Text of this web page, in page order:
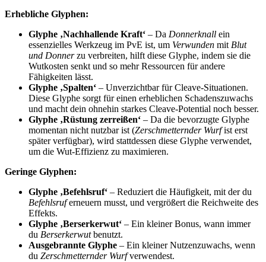
Erhebliche Glyphen:
Glyphe ‚Nachhallende Kraft‘ – Da Donnerknall ein
essenzielles Werkzeug im PvE ist, um Verwunden mit Blut
und Donnerzu verbreiten, hilft diese Glyphe, indem sie die
Wutkosten senkt und so mehr Ressourcen für andere
Fähigkeiten lässt.
Glyphe ‚Spalten‘ – Unverzichtbar für Cleave-Situationen.
Diese Glyphe sorgt für einen erheblichen Schadenszuwachs
und macht dein ohnehin starkes Cleave-Potential noch besser.
Glyphe ‚Rüstung zerreißen‘ – Da die bevorzugte Glyphe
momentan nicht nutzbar ist (Zerschmetternder Wurfist erst
später verfügbar), wird stattdessen diese Glyphe verwendet,
um die Wut-Effizienz zu maximieren.
Geringe Glyphen:
Glyphe ‚Befehlsruf‘ – Reduziert die Häufigkeit, mit der du
Befehlsruferneuern musst, und vergrößert die Reichweite des
Effekts.
Glyphe ‚Berserkerwut‘ – Ein kleiner Bonus, wann immer
du Berserkerwutbenutzt.
Ausgebrannte Glyphe – Ein kleiner Nutzenzuwachs, wenn
du Zerschmetternder Wurfverwendest.